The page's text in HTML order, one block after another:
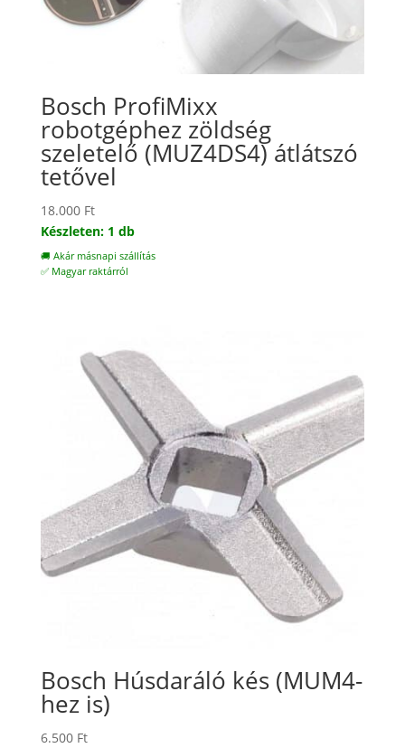
Bosch ProfiMixx
robotgéphez zöldség
szeletelő (MUZ4DS4) átlátszó
tetővel
18.000 Ft
Készleten: 1 db
🚚 Akár másnapi szállítás
✅ Magyar raktárról
Bosch Húsdaráló kés (MUM4-
hez is)
6.500 Ft